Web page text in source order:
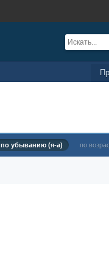
по убыванию (я-а) по